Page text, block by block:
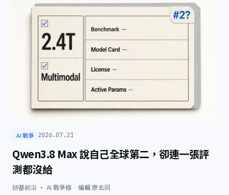
AI 戰爭 2026.07.21
Qwen3.8 Max 說自己全球第二，卻連一張評
測都沒給
矽基前沿 · AI 戰爭線 編輯廖玄同